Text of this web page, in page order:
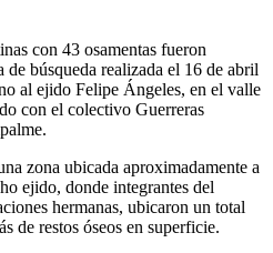
con 43 osamentas fueron
búsqueda realizada el 16 de abril
al ejido Felipe Ángeles, en el valle
con el colectivo Guerreras
zona ubicada aproximadamente a
ejido, donde integrantes del
hermanas, ubicaron un total
de restos óseos en superficie.